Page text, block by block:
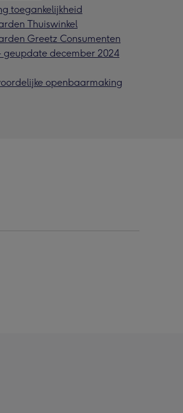
toegankelijkheid
Thuiswinkel
Greetz Consumenten
geupdate december 2024
openbaarmaking